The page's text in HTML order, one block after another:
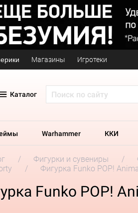
Магазины Игротеки
Каталог
Warhammer ККИ
Фигурки и сувениры
Фигурка Funko POP!
Funko POP!